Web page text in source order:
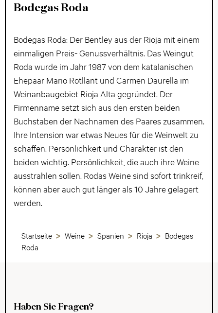
Bodegas Roda
Bodegas Roda: Der Bentley aus der Rioja mit einem
einmaligen Preis- Genussverhältnis. Das Weingut
Roda wurde im Jahr 1987 von dem katalanischen
Ehepaar Mario Rotllant und Carmen Daurella im
Weinanbaugebiet Rioja Alta gegründet. Der
Firmenname setzt sich aus den ersten beiden
Buchstaben der Nachnamen des Paares zusammen.
Ihre Intension war etwas Neues für die Weinwelt zu
schaffen. Persönlichkeit und Charakter ist den
beiden wichtig. Persönlichkeit, die auch ihre Weine
ausstrahlen sollen. Rodas Weine sind sofort trinkreif,
können aber auch gut länger als 10 Jahre gelagert
werden.
Startseite Weine Spanien Rioja
Bodegas
Roda
Haben Sie Fragen?